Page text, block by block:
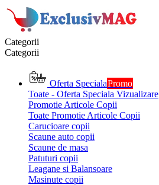
Categorii
Categorii
Oferta SpecialaPromo
Toate - Oferta Speciala Vizualizare
Promotie Articole Copii
Toate Promotie Articole Copii
Carucioare copii
Scaune auto copii
Scaune de masa
Patuturi copii
Leagane si Balansoare
Masinute copii